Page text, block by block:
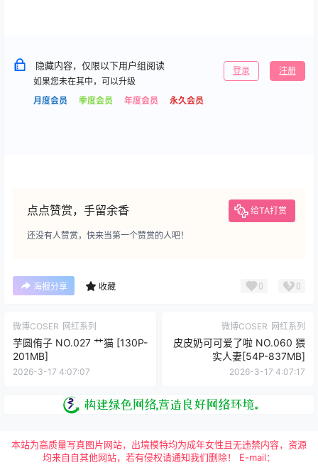
隐藏内容，仅限以下用户组阅读
如果您未在其中，可以升级
月度会员
季度会员 年度会员 永久会员
登录 注册
点点赞赏，手留余香 给TA打赏
还没有人赞赏，快来当第一个赞赏的人吧！
海报分享 收藏 0 0
微博COSER 网红系列
芋圆侑子 NO.027 艹猫 [130P-
201MB]
2026-3-17 4:07:07
微博COSER 网红系列
皮皮奶可可爱了啦 NO.060 猥
实人妻[54P-837MB]
2026-3-17 4:07:17
本站为高质量写真图片网站，出境模特均为成年女性且无违禁内容，资源
均来自自其他网站，若有侵权请通知我们删除！ E-mail：